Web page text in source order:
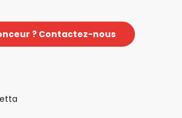
? Contactez-nous